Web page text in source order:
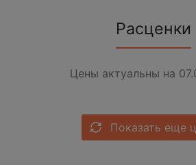
Расценки
Цены актуальны на
Показать еще